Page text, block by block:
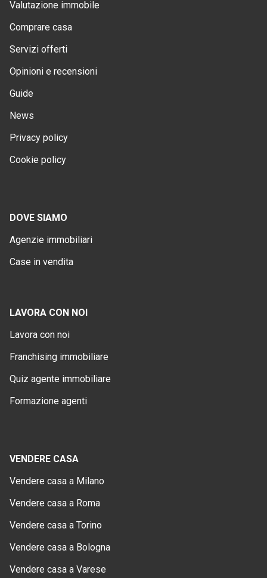
Valutazione immobile
Comprare casa
Servizi offerti
Opinioni e recensioni
Guide
News
Privacy policy
Cookie policy
DOVE SIAMO
Agenzie immobiliari
Case in vendita
LAVORA CON NOI
Lavora con noi
Franchising immobiliare
Quiz agente immobiliare
Formazione agenti
VENDERE CASA
Vendere casa a Milano
Vendere casa a Roma
Vendere casa a Torino
Vendere casa a Bologna
Vendere casa a Varese